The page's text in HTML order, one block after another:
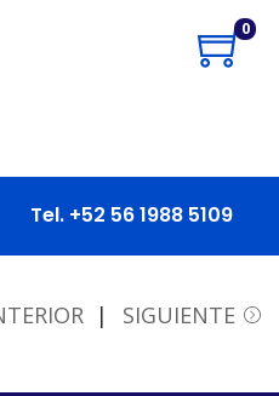
0
Tel. +52 56 1988 5109
SIGUIENTE